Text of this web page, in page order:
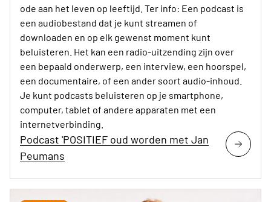
ode aan het leven op leeftijd. Ter info: Een podcast is
een audiobestand dat je kunt streamen of
downloaden en op elk gewenst moment kunt
beluisteren. Het kan een radio-uitzending zijn over
een bepaald onderwerp, een interview, een hoorspel,
een documentaire, of een ander soort audio-inhoud.
Je kunt podcasts beluisteren op je smartphone,
computer, tablet of andere apparaten met een
internetverbinding.
Podcast 'POSITIEF oud worden met Jan
Peumans